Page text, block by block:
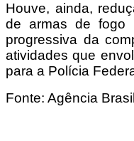
Houve, ainda,
de armas de fogo
progressiva da
atividades que
para a Polícia
Fonte: Agência